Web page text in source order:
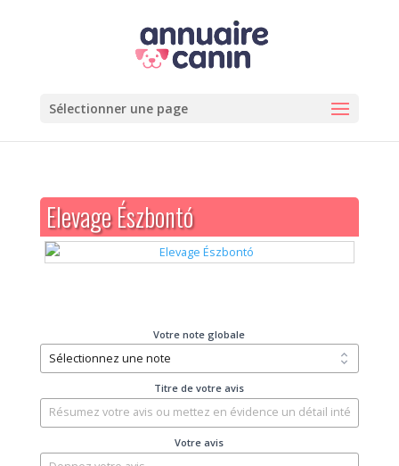
Sélectionner une page
Elevage Észbontó
Votre note globale
Titre de votre avis
Votre avis